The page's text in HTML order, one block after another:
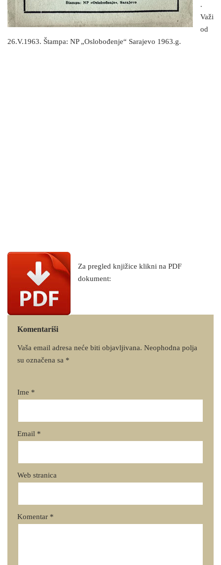
.
Važi
od
26.V.1963. Štampa: NP „Oslobođenje“ Sarajevo 1963.g.
Za pregled knjižice klikni na PDF
dokument:
Komentariši
Vaša email adresa neće biti objavljivana. Neophodna polja
su označena sa *
Ime *
Email *
Web stranica
Komentar *